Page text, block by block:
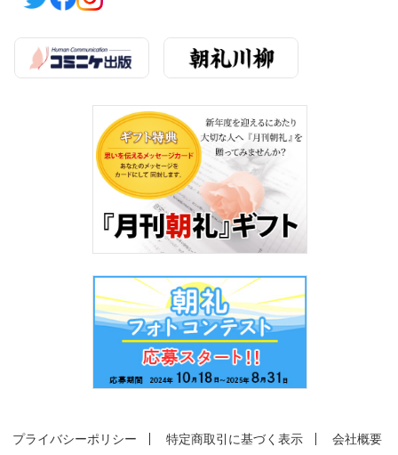
プライバシーポリシー 特定商取引に基づく表示 会社概要